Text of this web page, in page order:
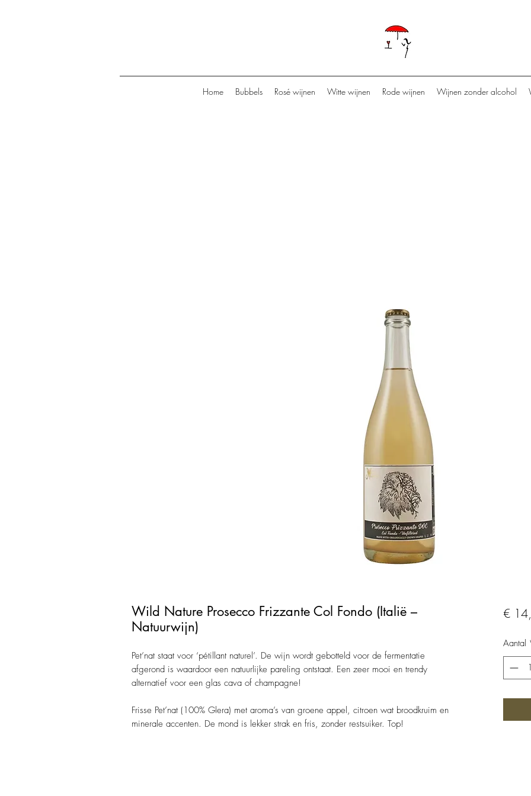
Home Bubbels Rosé wijnen Witte wijnen Rode wijnen Wijnen zonder alcohol
Wild Nature Prosecco Frizzante Col Fondo (Italië –
Natuurwijn)
Pet’nat staat voor ‘pétillant naturel’. De wijn wordt gebotteld voor de fermentatie
afgerond is waardoor een natuurlijke pareling ontstaat. Een zeer mooi en trendy
alternatief voor een glas cava of champagne!
Frisse Pet’nat (100% Glera) met aroma’s van groene appel, citroen wat broodkruim en
minerale accenten. De mond is lekker strak en fris, zonder restsuiker. Top!
€
Aantal